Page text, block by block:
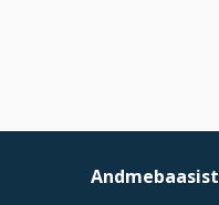
Andmebaasist